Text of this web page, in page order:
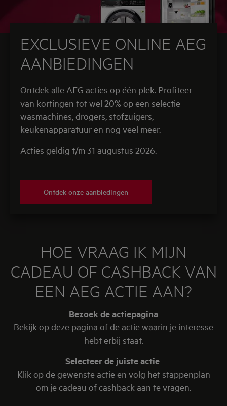
EXCLUSIEVE ONLINE AEG
AANBIEDINGEN
Ontdek alle AEG acties op één plek. Profiteer
van kortingen tot wel 20% op een selectie
wasmachines, drogers, stofzuigers,
keukenapparatuur en nog veel meer.
Acties geldig t/m 31 augustus 2026.
Ontdek onze aanbiedingen
HOE VRAAG IK MIJN
CADEAU OF CASHBACK VAN
EEN AEG ACTIE AAN?
Bezoek de actiepagina
Bekijk op deze pagina of de actie waarin je interesse
hebt erbij staat.
Selecteer de juiste actie
Klik op de gewenste actie en volg het stappenplan
om je cadeau of cashback aan te vragen.